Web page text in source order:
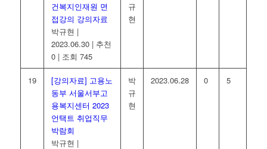
건복지인재원 면
접강의 강의자료
박규현 |
2023.06.30 | 추천
0 | 조회 745
규
현
19
[강의자료] 고용노
동부 서울서부고
용복지센터 2023
언택트 취업직무
박람회
박규현 |
박
규
현
2023.06.28 0 5